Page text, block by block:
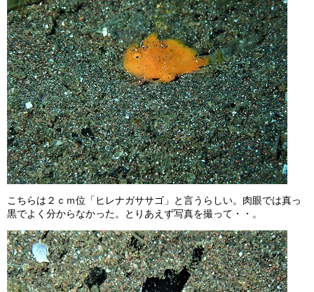
こちらは２ｃｍ位「ヒレナガササゴ」と言うらしい。肉眼では真っ
黒でよく分からなかった。とりあえず写真を撮って・・。